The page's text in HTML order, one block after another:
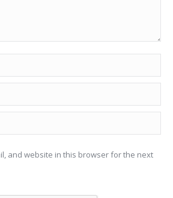
and website in this browser for the next